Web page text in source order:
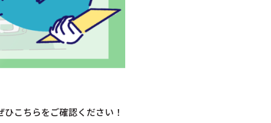
ひこちらをご確認ください！